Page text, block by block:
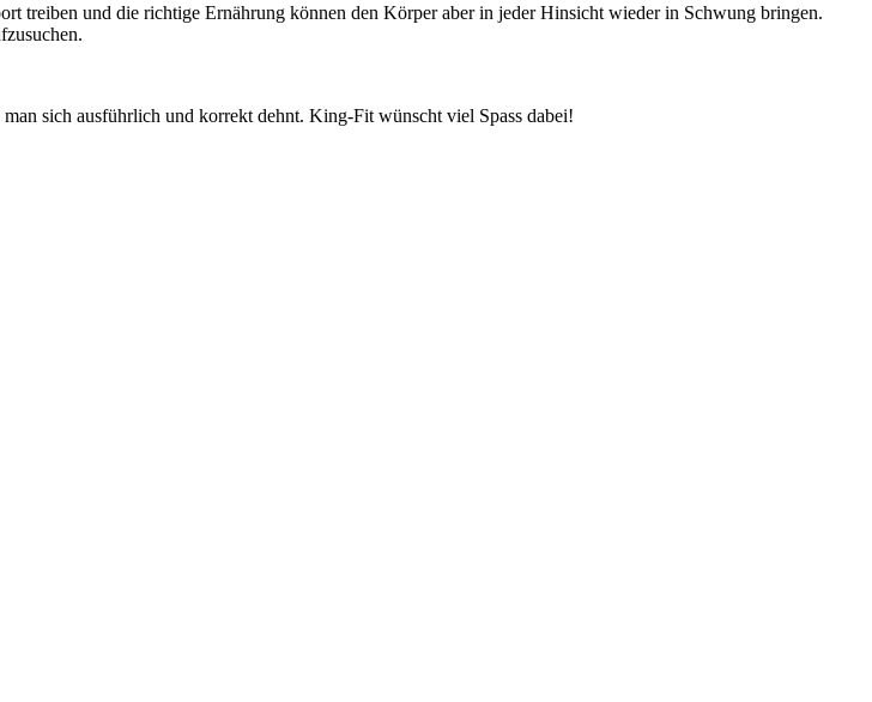
treiben und die richtige Ernährung können den Körper aber in jeder Hinsicht wieder in Schwung bringen.
sich ausführlich und korrekt dehnt. King-Fit wünscht viel Spass dabei!